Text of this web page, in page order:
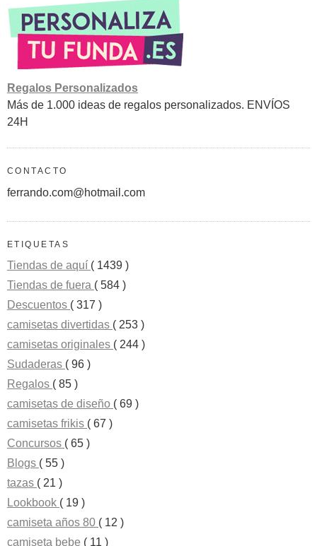
Regalos Personalizados
Más de 1.000 ideas de regalos personalizados. ENVÍOS
24H
CONTACTO
ferrando.com@hotmail.com
ETIQUETAS
Tiendas de aquí ( 1439 )
Tiendas de fuera ( 584 )
Descuentos ( 317 )
camisetas divertidas ( 253 )
camisetas originales ( 244 )
Sudaderas ( 96 )
Regalos ( 85 )
camisetas de diseño ( 69 )
camisetas frikis ( 67 )
Concursos ( 65 )
Blogs ( 55 )
tazas ( 21 )
Lookbook ( 19 )
camiseta años 80 ( 12 )
camiseta bebe ( 11 )